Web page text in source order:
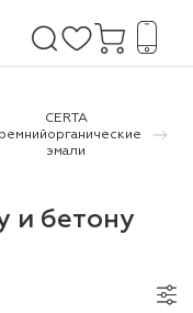
CERTA
эмали
и бетону